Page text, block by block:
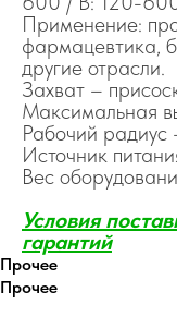
Применение:
фармацевтика,
другие отрасли.
Захват –
Максимальная
Рабочий
Источник
Вес
Условия
гарантий
Прочее
Прочее